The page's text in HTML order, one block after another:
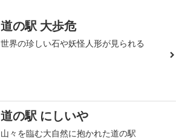
道の駅 大歩危
世界の珍しい石や妖怪人形が見られる
道の駅 にしいや
山々を臨む大自然に抱かれた道の駅